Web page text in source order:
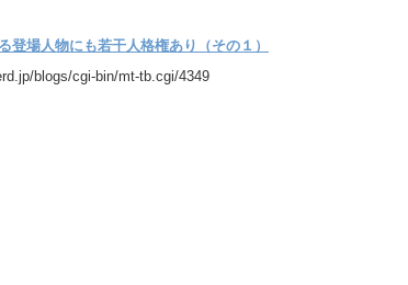
登場人物にも若干人格権あり（その１）
blogs/cgi-bin/mt-tb.cgi/4349